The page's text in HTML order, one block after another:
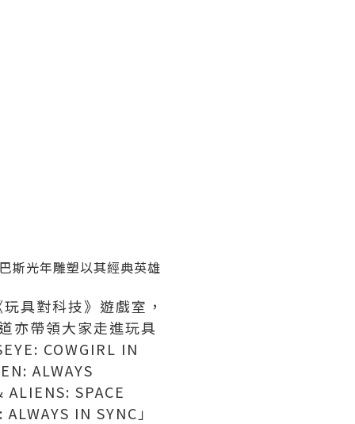
斯光年雕塑以其經典英雄
具對科技》遊戲室，
亦帶領大家走進玩具
COWGIRL IN
ALWAYS
SPACE
IN SYNC」